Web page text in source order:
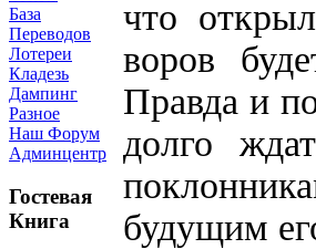
База
Переводов
Лотереи
Кладезь
Дампинг
Разное
Наш Форум
Админцентр
Гостевая
Книга
что
воров
Правда и
долго
будущим